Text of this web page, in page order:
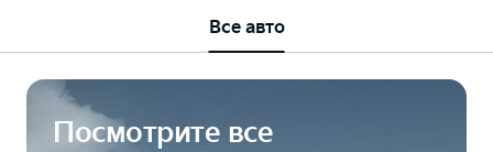
Все авто
Посмотрите все